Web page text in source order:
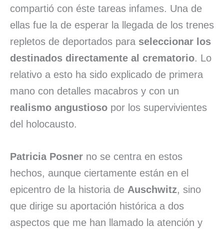
compartió con éste tareas infames. Una de
ellas fue la de esperar la llegada de los trenes
repletos de deportados para seleccionar los
destinados directamente al crematorio. Lo
relativo a esto ha sido explicado de primera
mano con detalles macabros y con un
realismo angustioso por los supervivientes
del holocausto.
Patricia Posner no se centra en estos
hechos, aunque ciertamente están en el
epicentro de la historia de Auschwitz, sino
que dirige su aportación histórica a dos
aspectos que me han llamado la atención y